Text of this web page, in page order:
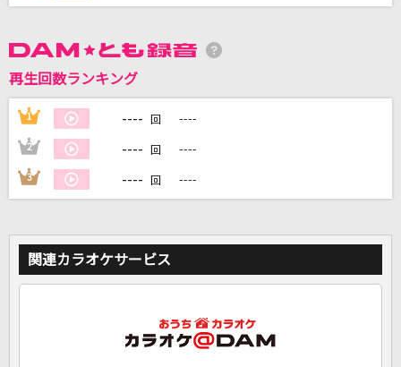
再生回数ランキング
1 ---- 回 ----
2 ---- 回 ----
3 ---- 回 ----
関連カラオケサービス